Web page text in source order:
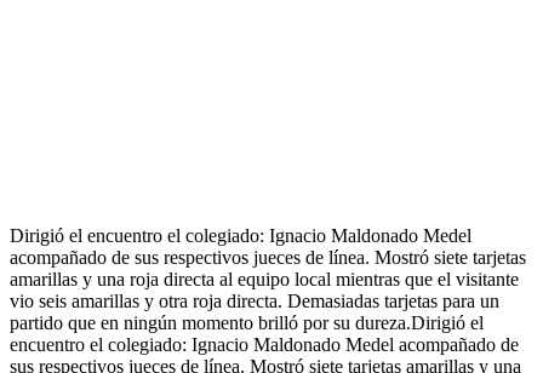
Dirigió el encuentro el colegiado: Ignacio Maldonado Medel
acompañado de sus respectivos jueces de línea. Mostró siete tarjetas
amarillas y una roja directa al equipo local mientras que el visitante
vio seis amarillas y otra roja directa. Demasiadas tarjetas para un
partido que en ningún momento brilló por su dureza.Dirigió el
encuentro el colegiado: Ignacio Maldonado Medel acompañado de
sus respectivos jueces de línea. Mostró siete tarjetas amarillas y una